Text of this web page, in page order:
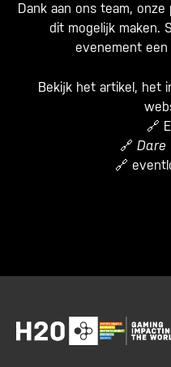
Dank aan ons team,
dit mogelijk maken.
evenement
Bekijk het artikel, het
🔗
🔗 Dare
🔗